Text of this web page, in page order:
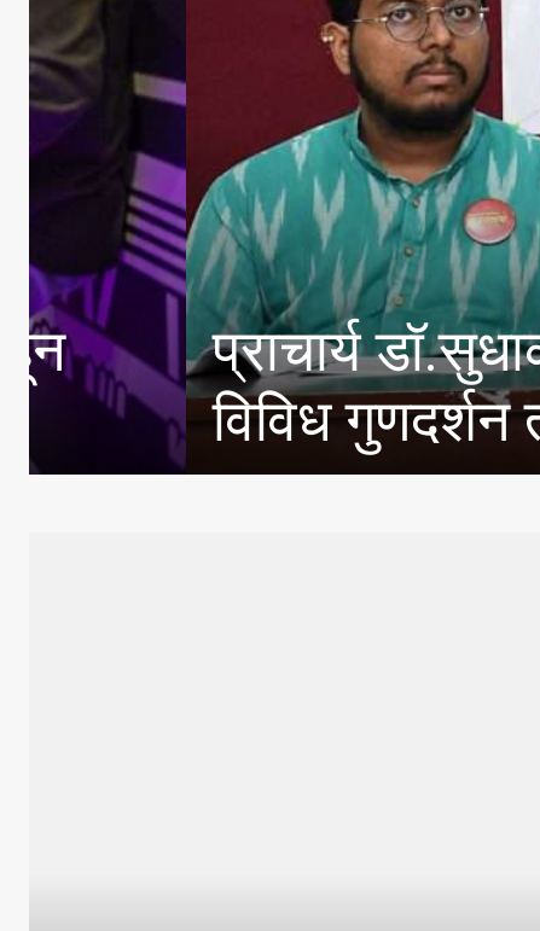
प्राचार्य
विविध गुणदर्शन तीन